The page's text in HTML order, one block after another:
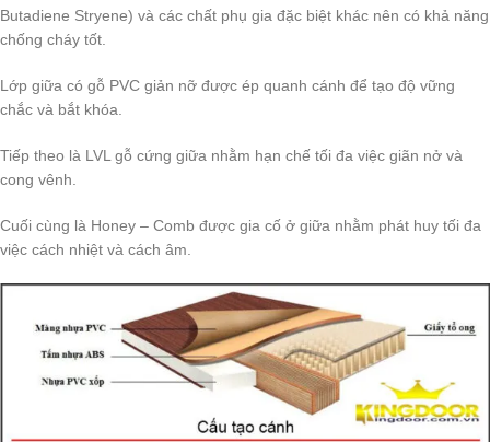
Butadiene Stryene) và các chất phụ gia đặc biệt khác nên có khả năng
chống cháy tốt.
Lớp giữa có gỗ PVC giản nỡ được ép quanh cánh để tạo độ vững
chắc và bắt khóa.
Tiếp theo là LVL gỗ cứng giữa nhằm hạn chế tối đa việc giãn nở và
cong vênh.
Cuối cùng là Honey – Comb được gia cố ở giữa nhằm phát huy tối đa
việc cách nhiệt và cách âm.